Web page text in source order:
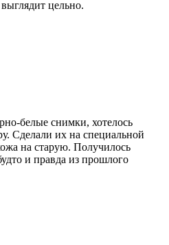
цельно.
белые снимки, хотелось
Сделали их на специальной
на старую. Получилось
и правда из прошлого